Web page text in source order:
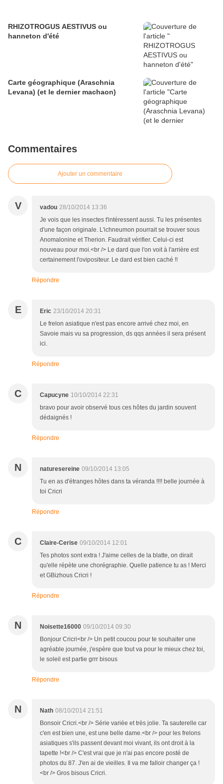
RHIZOTROGUS AESTIVUS ou
hanneton d'été
Carte géographique (Araschnia
Levana) (et le dernier machaon)
Commentaires
Ajouter un commentaire
V vadou 28/10/2014 13:36
Je vois que les insectes t'intéressent aussi. Tu les présentes
d'une façon originale. L'ichneumon pourrait se trouver sous
Anomalonine et Therion. Faudrait vérifier. Celui-ci est
nouveau pour moi.<br /> Le dard que l'on voit à l'arrière est
certainement l'ovipositeur. Le dard est bien caché !!
Répondre
E Eric 23/10/2014 20:31
Le frelon asiatique n'est pas encore arrivé chez moi, en
Savoie mais vu sa progression, ds qqs années il sera présent
ici.
Répondre
C Capucyne 10/10/2014 22:31
bravo pour avoir observé tous ces hôtes du jardin souvent
dédaignés !
Répondre
N naturesereine 09/10/2014 13:05
Tu en as d'étranges hôtes dans ta véranda !!!! belle journée à
toi Cricri
Répondre
C Claire-Cerise 09/10/2014 12:01
Tes photos sont extra ! J'aime celles de la blatte, on dirait
qu'elle répète une chorégraphie. Quelle patience tu as ! Merci
et GBizhous Cricri !
Répondre
N Noisette16000 09/10/2014 09:30
Bonjour Cricri<br /> Un petit coucou pour te souhaiter une
agréable journée, j'espère que tout va pour le mieux chez toi,
le soleil est partie grrr bisous
Répondre
N Nath 08/10/2014 21:51
Bonsoir Cricri.<br /> Série variée et très jolie. Ta sauterelle car
c'en est bien une, est une belle dame.<br /> pour les frelons
asiatiques s'ils passent devant moi vivant, ils ont droit à la
tapette !<br /> C'est vrai que je n'ai pas encore posté de
photos du 87. J'en ai de vieilles. Il va me falloir changer ça !
<br /> Gros bisous Cricri.